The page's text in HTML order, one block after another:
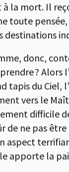
la mort. Il
toute
destinations
donc,
? Alors
tapis du Ciel,
vers le
difficile
de ne pas
aspect
apporte la